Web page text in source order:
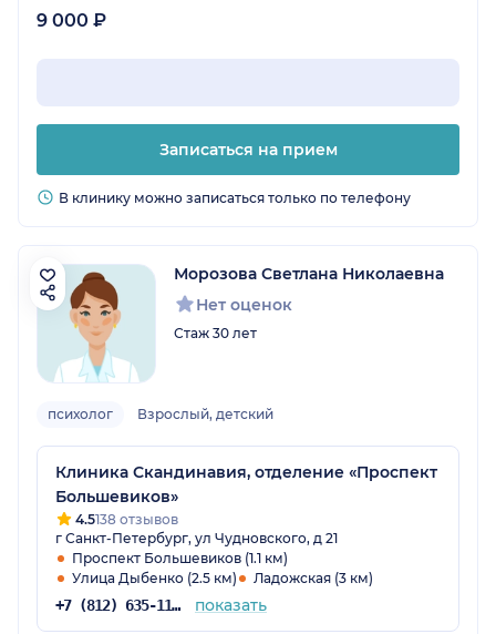
9 000 ₽
Записаться на прием
В клинику можно записаться только по телефону
Морозова Светлана Николаевна
Нет оценок
Стаж 30 лет
психолог Взрослый, детский
Клиника Скандинавия, отделение «Проспект
Большевиков»
4.5138 отзывов
г Санкт-Петербург, ул Чудновского, д 21
Проспект Большевиков (1.1 км)
Улица Дыбенко (2.5 км)
Ладожская (3 км)
+7 (812) 635-11-79 показать